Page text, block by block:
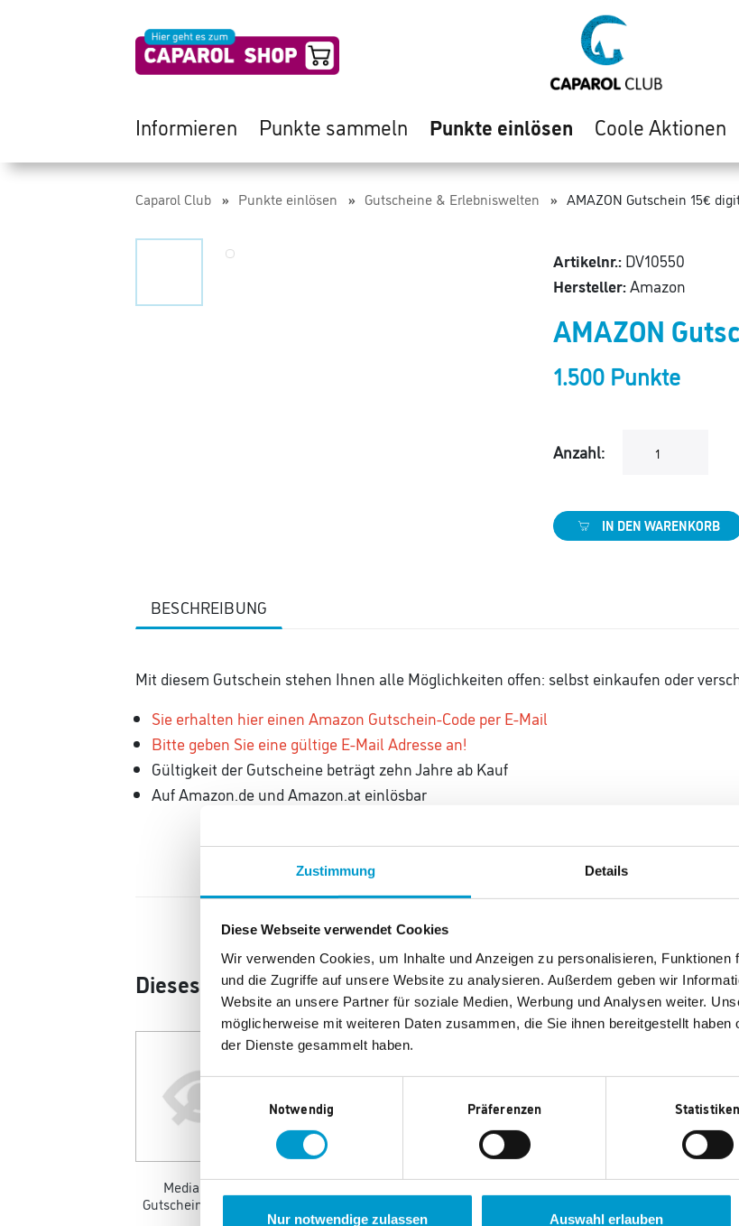
Zustimmung Details
Diese Webseite verwendet Cookies
Wir verwenden Cookies, um Inhalte und Anzeigen zu personalisieren,
und die Zugriffe auf unsere Website zu analysieren. Außerdem geben wir
Website an unsere Partner für soziale Medien, Werbung und Analysen weiter.
möglicherweise mit weiteren Daten zusammen, die Sie ihnen bereitgestellt
der Dienste gesammelt haben.
Einwilligungsauswahl
Notwendig Präferenzen Statistiken
Nur notwendige zulassen Auswahl erlauben
Informieren Punkte sammeln Punkte einlösen Coole Aktionen
Caparol Club Punkte einlösen Gutscheine & Erlebniswelten AMAZON Gutschein 15€
Artikelnr.: DV10550
Hersteller:Amazon
AMAZON
1.500 Punkte
Anzahl:
IN DEN WARENKORB
BESCHREIBUNG
Mit diesem Gutschein stehen Ihnen alle Möglichkeiten offen: selbst einkaufen oder
Sie erhalten hier einen Amazon Gutschein-Code per E-Mail
Bitte geben Sie eine gültige E-Mail Adresse an!
Gültigkeit der Gutscheine beträgt zehn Jahre ab Kauf
Auf Amazon.de und Amazon.at einlösbar
Dieses Produkt könnte Ihnen auch gefallen.
Media Markt
Gutscheinkarte 25€